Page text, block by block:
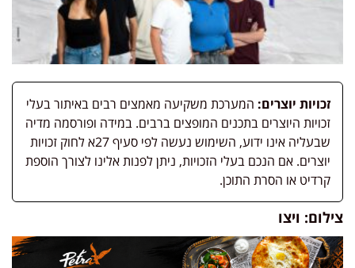
זכויות יוצרים: המערכת משקיעה מאמצים רבים באיתור בעלי
זכויות היוצרים בתכנים המופצים ברבים. במידה ופורסמה מדיה
שבעליה אינו ידוע, השימוש נעשה לפי סעיף 27א לחוק זכויות
יוצרים. אם הנכם בעלי הזכויות, ניתן לפנות אלינו לצורך הוספת
קרדיט או הסרת התוכן.
צילום: ויצו